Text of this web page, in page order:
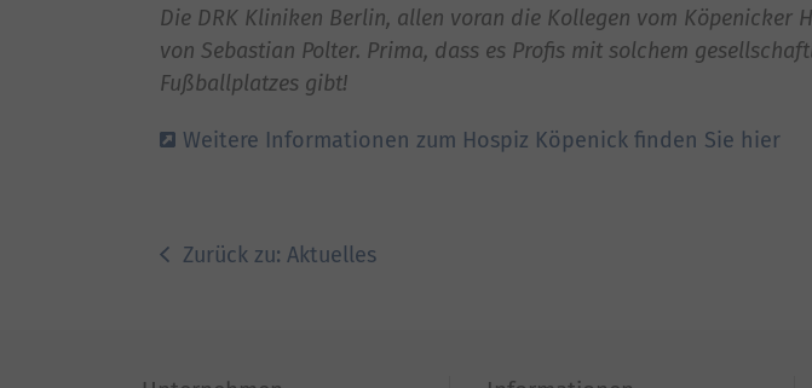
Die DRK Kliniken Berlin, allen voran die Kollegen vom Köpenicker
von Sebastian Polter. Prima, dass es Profis mit solchem
Fußballplatzes gibt!
Weitere Informationen zum Hospiz Köpenick finden Sie hier
Zurück zu: Aktuelles